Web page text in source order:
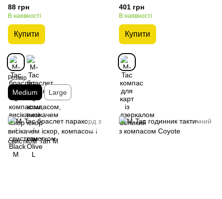
свистком Black M
88 грн
В наявності
Купити
Розмір
Medium Large
401 грн
В наявності
Купити